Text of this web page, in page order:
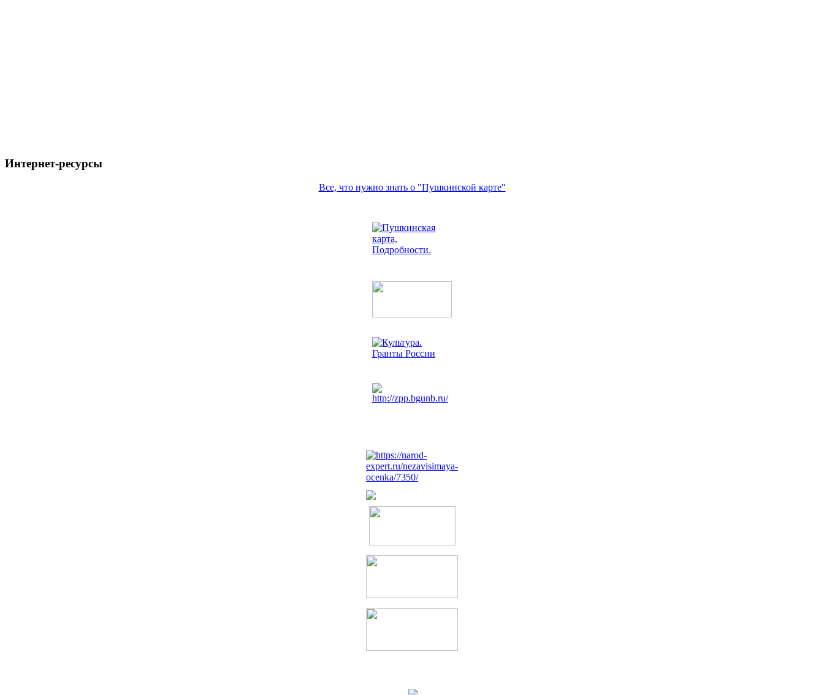
Интернет-ресурсы
Все, что нужно знать о "Пушкинской карте"